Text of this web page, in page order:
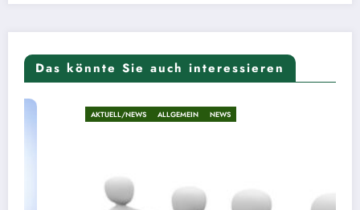
Das könnte Sie auch interessieren
AKTUELL/NEWS ALLGEMEIN NEWS